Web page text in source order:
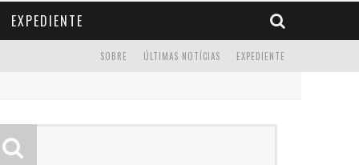
EXPEDIENTE
EXPEDIENTE
ÚLTIMAS NOTÍCIAS
SOBRE